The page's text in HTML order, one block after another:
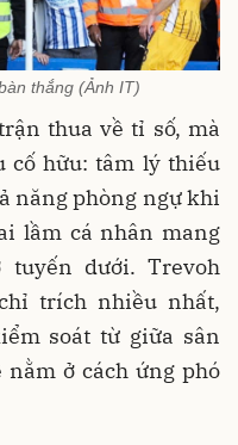
thắng (Ảnh IT)
thua về tỉ số, mà
cố hữu: tâm lý thiếu
năng phòng ngự khi
lầm cá nhân mang
dưới. Trevoh
trích nhiều nhất,
soát từ giữa sân
ở cách ứng phó